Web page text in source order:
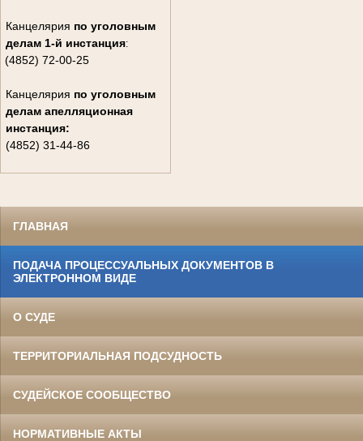
Канцелярия по уголовным
делам 1-й инстанция:
(4852) 72-00-25
Канцелярия по уголовным
делам апелляционная
инстанция:
(4852) 31-44-86
ГЛАВНАЯ
ПОДАЧА ПРОЦЕССУАЛЬНЫХ ДОКУМЕНТОВ В
ЭЛЕКТРОННОМ ВИДЕ
О СУДЕ
ТЕРРИТОРИАЛЬНАЯ ПОДСУДНОСТЬ
СУДЕЙСКОЕ СООБЩЕСТВО
НОРМАТИВНЫЕ АКТЫ